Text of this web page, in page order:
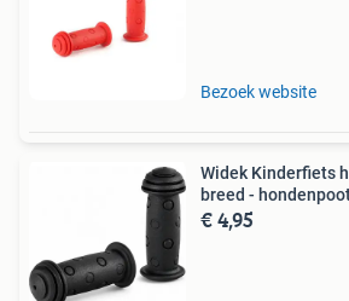
Bezoek website
Widek Kinderfiets
breed -
€ 4,95